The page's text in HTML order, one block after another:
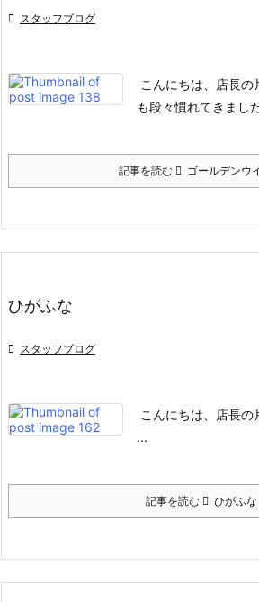
 スタッフブログ
こんにちは、店長の
も段々慣れてきまし
記事を読む ゴールデンウ
ひがふな
 スタッフブログ
こんにちは、店長の
...
記事を読む ひがふな